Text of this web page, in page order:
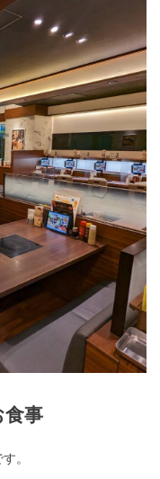
食事
。